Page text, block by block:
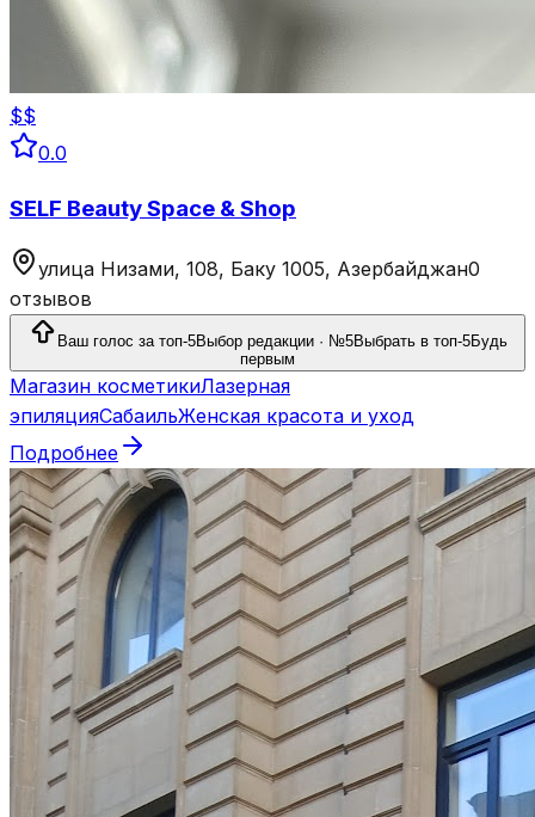
$$
0.0
SELF Beauty Space & Shop
улица Низами, 108, Баку 1005, Азербайджан0
отзывов
Ваш голос за топ-5Выбор редакции · №5Выбрать в топ-5Будь
первым
Магазин косметикиЛазерная
эпиляцияСабаильЖенская красота и уход
Подробнее